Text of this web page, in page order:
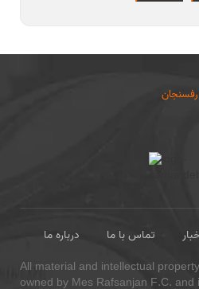
درباره ما تماس با ما
All material and intellectual
owned by Mes Rafsanjan F.C.